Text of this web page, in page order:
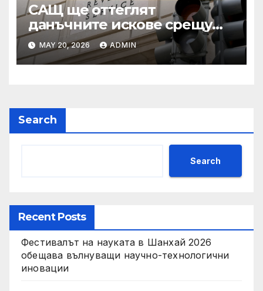
САЩ ще оттеглят
данъчните искове срещу
Тръмп „завинаги“ в
сделката за съдебно дело с
IRS
MAY 20, 2026 ADMIN
Search
Search
Recent Posts
Фестивалът на науката в Шанхай 2026
обещава вълнуващи научно-технологични
иновации